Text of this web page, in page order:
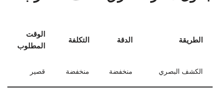
الطريقة الدقة التكلفة
الوقت
المطلوب
الكشف البصري منخفضة منخفضة قصير